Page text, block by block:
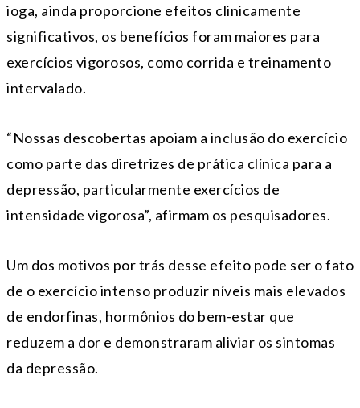
ioga, ainda proporcione efeitos clinicamente
significativos, os benefícios foram maiores para
exercícios vigorosos, como corrida e treinamento
intervalado.
“Nossas descobertas apoiam a inclusão do exercício
como parte das diretrizes de prática clínica para a
depressão, particularmente exercícios de
intensidade vigorosa”, afirmam os pesquisadores.
Um dos motivos por trás desse efeito pode ser o fato
de o exercício intenso produzir níveis mais elevados
de endorfinas, hormônios do bem-estar que
reduzem a dor e demonstraram aliviar os sintomas
da depressão.